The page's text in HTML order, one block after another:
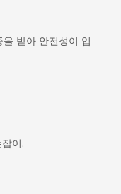
받아 안전성이 입
이.